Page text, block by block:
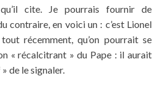
qu’il cite. Je pourrais fournir de
contraire, en voici un : c’est Lionel
récemment, qu’on pourrait se
« récalcitrant » du Pape : il aurait
de le signaler.